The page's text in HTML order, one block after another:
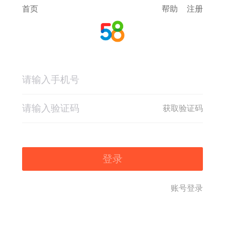
首页 帮助 注册
获取验证码
登录
账号登录